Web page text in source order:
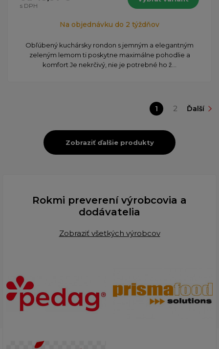
s DPH
Na objednávku do 2 týždňov
Obľúbený kuchársky rondon s jemným a elegantným
zeleným lemom ti poskytne maximálne pohodlie a
komfort Je nekrčivý, nie je potrebné ho ž...
1 2 Ďalší
Zobraziť ďalšie produkty
Rokmi preverení výrobcovia a
dodávatelia
Zobraziť všetkých výrobcov